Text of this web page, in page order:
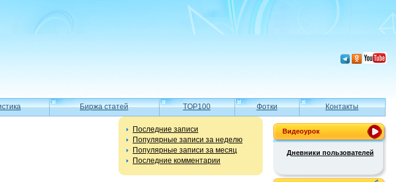
Биржа статей TOP100 Фотки Контакты
Последние записи
Популярные записи за неделю
Популярные записи за месяц
Последние комментарии
Видеоурок
Дневники пользователей